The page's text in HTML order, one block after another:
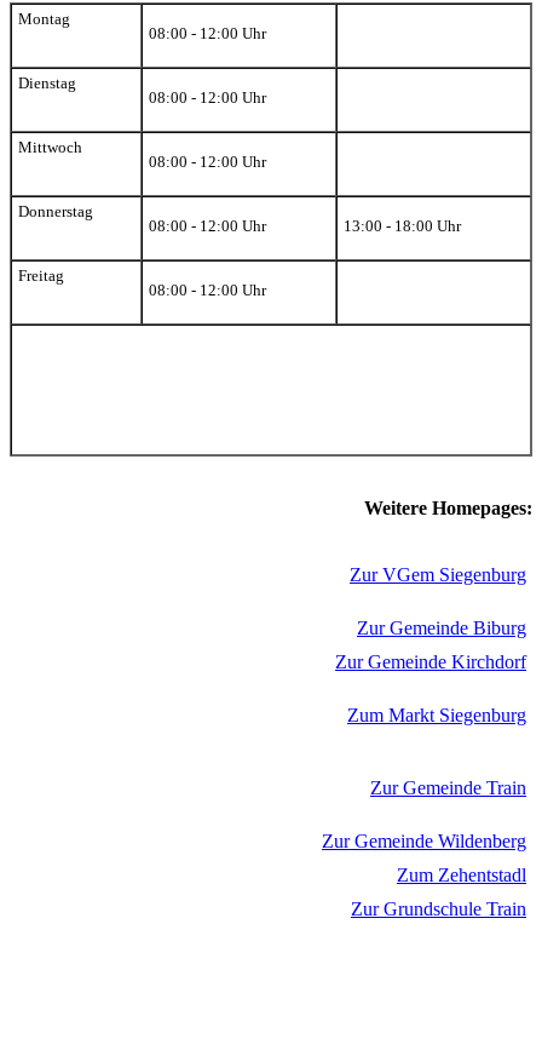
Montag
08:00 - 12:00 Uhr
Dienstag
08:00 - 12:00 Uhr
Mittwoch
08:00 - 12:00 Uhr
Donnerstag
08:00 - 12:00 Uhr
13:00 - 18:00 Uhr
Freitag
08:00 - 12:00 Uhr
Weitere Homepages:
Zur VGem Siegenburg
Zur Gemeinde Biburg
Zur Gemeinde Kirchdorf
Zum Markt Siegenburg
Zur Gemeinde Train
Zur Gemeinde Wildenberg
Zum Zehentstadl
Zur Grundschule Train